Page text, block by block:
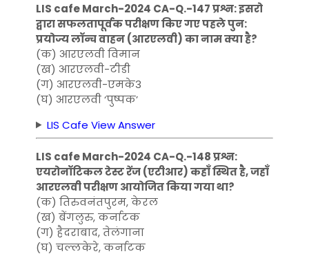
LIS cafe March-2024 CA-Q.-147 प्रश्न: इसरो
द्वारा सफलतापूर्वक परीक्षण किए गए पहले पुन:
प्रयोज्य लॉन्च वाहन (आरएलवी) का नाम क्या है?
(क) आरएलवी विमान
(ख) आरएलवी-टीडी
(ग) आरएलवी-एमके3
(घ) आरएलवी ‘पुष्पक’
LIS Cafe View Answer
LIS cafe March-2024 CA-Q.-148 प्रश्न:
एयरोनॉटिकल टेस्ट रेंज (एटीआर) कहाँ स्थित है, जहाँ
आरएलवी परीक्षण आयोजित किया गया था?
(क) तिरुवनंतपुरम, केरल
(ख) बेंगलुरु, कर्नाटक
(ग) हैदराबाद, तेलंगाना
(घ) चल्लकेरे, कर्नाटक